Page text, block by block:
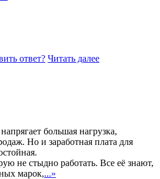
ответ? Читать далее
большая нагрузка,
Но и заработная плата для
не стыдно работать. Все её знают,
марок,...»